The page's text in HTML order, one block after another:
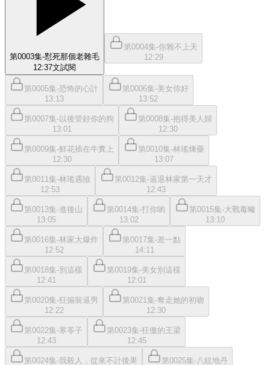
第0003集-懟死那個老雜毛
12:37文試閱
第0004集-你雜不上天
12:29
第0005集-恐怖的心計
13:13
第0006集-美女你好
13:52
第0007集-以後管好你的狗
13:01
第0008集-抱得美人歸
12:30
第0009集-鮮花插在牛糞上
12:30
第0010集-林瑤煉藥
13:07
第0011集-林瑤遇險
12:53
第0012集-逼退林家第一天才
12:43
第0013集-進後山
13:05
第0014集-打你喲
13:02
第0015集-大戰毒蠍
13:10
第0016集-林家大爆炸
12:52
第0017集-差一點
14:11
第0018集-別這樣
12:41
第0019集-美女別這樣
12:01
第0020集-狂搧裝逼男
12:22
第0021集-奪走她的初吻
12:30
第0022集-寒苓子
12:43
第0023集-狂傲的王梁
12:45
第0024集-我殺人，從來不計後果
第0025集-八紋地丹